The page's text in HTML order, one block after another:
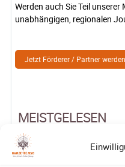
Werden auch Sie Teil
unabhängigen, regionalen
Jetzt Förderer / Partner
MEISTGELESEN
Die Brasserie ist wieder da –